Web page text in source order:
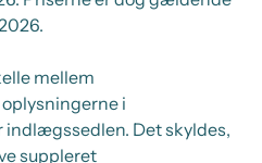
mellem
i
Det skyldes,
suppleret